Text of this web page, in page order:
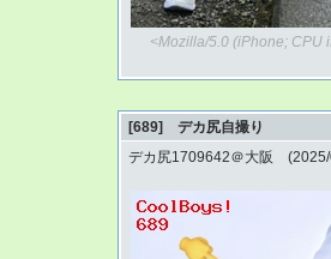
<Mozilla/5.0 (iPhone; CPU
[689] デカ尻自撮り
デカ尻1709642＠大阪 (2025/